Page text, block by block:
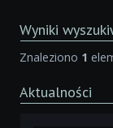
Wyniki
Znaleziono 1
Aktualności